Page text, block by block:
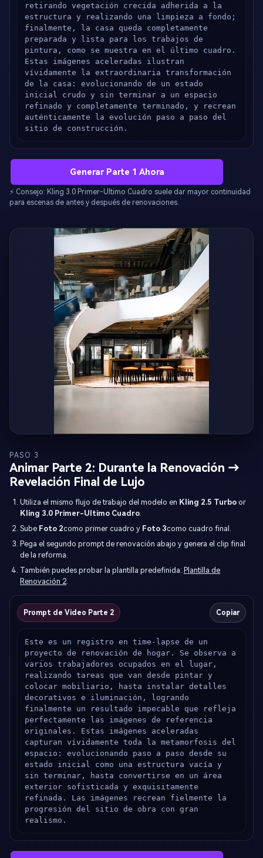
retirando vegetación crecida adherida a la
estructura y realizando una limpieza a fondo;
finalmente, la casa queda completamente
preparada y lista para los trabajos de
pintura, como se muestra en el último cuadro.
Estas imágenes aceleradas ilustran
vívidamente la extraordinaria transformación
de la casa: evolucionando de un estado
inicial crudo y sin terminar a un espacio
refinado y completamente terminado, y recrean
auténticamente la evolución paso a paso del
sitio de construcción.
Generar Parte 1 Ahora
⚡ Consejo: Kling 3.0 Primer-Ultimo Cuadro suele dar mayor continuidad
para escenas de antes y después de renovaciones.
PASO 3
Animar Parte 2: Durante la Renovación →
Revelación Final de Lujo
Utiliza el mismo flujo de trabajo del modelo en Kling 2.5 Turbo or
Kling 3.0 Primer-Ultimo Cuadro.
Sube Foto 2como primer cuadro y Foto 3como cuadro final.
Pega el segundo prompt de renovación abajo y genera el clip final
de la reforma.
También puedes probar la plantilla predefinida: Plantilla de
Renovación 2.
Prompt de Video Parte 2 Copiar
Este es un registro en time-lapse de un
proyecto de renovación de hogar. Se observa a
varios trabajadores ocupados en el lugar,
realizando tareas que van desde pintar y
colocar mobiliario, hasta instalar detalles
decorativos e iluminación, logrando
finalmente un resultado impecable que refleja
perfectamente las imágenes de referencia
originales. Estas imágenes aceleradas
capturan vívidamente toda la metamorfosis del
espacio: evolucionando paso a paso desde su
estado inicial como una estructura vacía y
sin terminar, hasta convertirse en un área
exterior sofisticada y exquisitamente
refinada. Las imágenes recrean fielmente la
progresión del sitio de obra con gran
realismo.